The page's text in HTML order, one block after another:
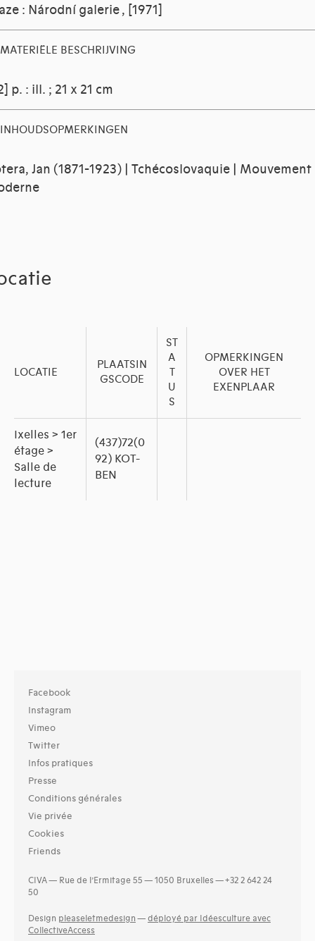
: Národní galerie , [1971]
MATERIËLE BESCHRIJVING
p. : ill. ; 21 x 21 cm
INHOUDSOPMERKINGEN
Jan (1871-1923) | Tchécoslovaquie | Mouvement
LOCATIE
PLAATSIN
GSCODE
ST
A
T
U
S
OPMERKINGEN
OVER HET
EXENPLAAR
Ixelles > 1er
étage >
Salle de
lecture
(437)72(0
92) KOT-
BEN
Facebook
Instagram
Vimeo
Twitter
Infos pratiques
Presse
Conditions générales
Vie privée
Cookies
Friends
CIVA — Rue de l’Ermitage 55 — 1050 Bruxelles — +32 2 642 24
50
Design pleaseletmedesign — déployé par Idéesculture avec
CollectiveAccess